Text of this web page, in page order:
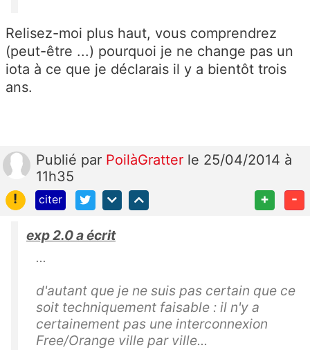
Relisez-moi plus haut, vous comprendrez
(peut-être ...) pourquoi je ne change pas un
iota à ce que je déclarais il y a bientôt trois
ans.
Publié par PoilàGratter le 25/04/2014 à
11h35
!
citer + -
exp 2.0 a écrit
...
d'autant que je ne suis pas certain que ce
soit techniquement faisable : il n'y a
certainement pas une interconnexion
Free/Orange ville par ville...